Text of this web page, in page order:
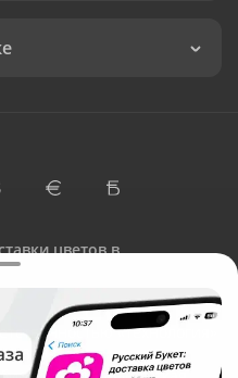
цветов в
«Технология»